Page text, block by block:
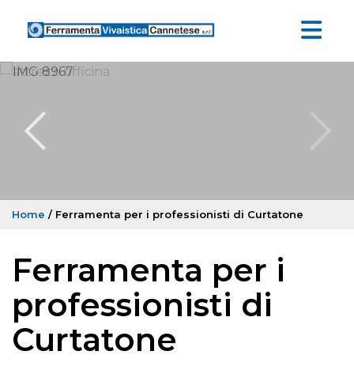
Home / Ferramenta per i professionisti di Curtatone
Ferramenta per i
professionisti di
Curtatone